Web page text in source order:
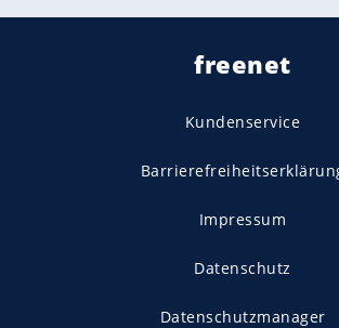
freenet
Kundenservice
Impressum
Datenschutz
Datenschutzmanager